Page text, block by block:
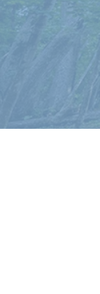
キ